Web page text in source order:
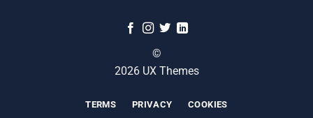
©
2026 UX Themes
TERMS PRIVACY COOKIES